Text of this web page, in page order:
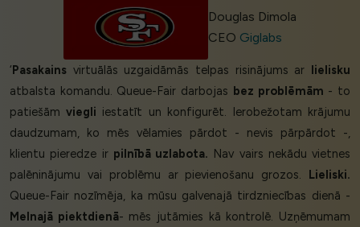
Douglas Dimola
CEO Giglabs
‘Pasakains virtuālās uzgaidāmās telpas risinājums ar lielisku
atbalsta komandu. Queue-Fair darbojas bez problēmām - to
patiešāmviegli iestatīt un konfigurēt. Ierobežotam krājumu
daudzumam, ko mēs vēlamies pārdot - nevis pārpārdot -,
klientu pieredze ir pilnībā uzlabota. Nav vairs nekādu vietnes
palēninājumu vai problēmu ar pievienošanu grozos. Lieliski.
Queue-Fair nozīmēja, ka mūsu galvenajā tirdzniecības dienā -
Melnajā piektdienā- mēs jutāmies kā kontrolē. Uzņēmumam